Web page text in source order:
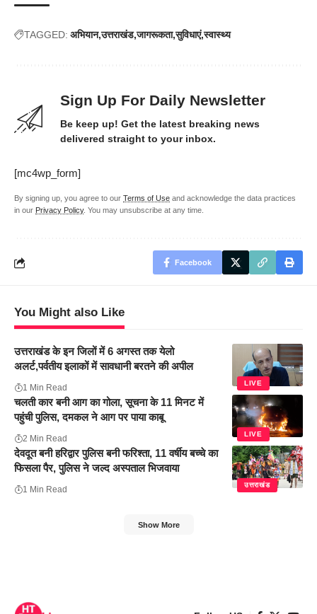
TAGGED: अभियान उत्तराखंड जागरूकता सुविधाएं स्वास्थ्य
Sign Up For Daily Newsletter
Be keep up! Get the latest breaking news
delivered straight to your inbox.
[mc4wp_form]
By signing up, you agree to our Terms of Use and acknowledge the data practices
in our Privacy Policy. You may unsubscribe at any time.
Facebook
You Might also Like
LIVE
उत्तराखंड के इन जिलों में 6 अगस्त तक येलो
अलर्ट,पर्वतीय इलाकों में सावधानी बरतने की अपील
1 Min Read
LIVE
चलती कार बनी आग का गोला, सूचना के 11 मिनट में
पहुंची पुलिस, दमकल ने आग पर पाया काबू
2 Min Read
उत्तराखंड
देवदूत बनी हरिद्वार पुलिस बनी फरिश्ता, 11 वर्षीय बच्चे का
फिसला पैर, पुलिस ने जल्द अस्पताल भिजवाया
1 Min Read
Show More